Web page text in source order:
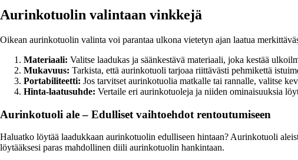
Aurinkotuolin valintaan vinkkejä
Oikean aurinkotuolin valinta voi parantaa ulkona vietetyn ajan laatua
Materiaali: Valitse laadukas ja säänkestävä materiaali, joka kestää
Mukavuus: Tarkista, että aurinkotuoli tarjoaa riittävästi pehmikettä
Portabiliteetti: Jos tarvitset aurinkotuolia matkalle tai rannalle, valitse
Hinta-laatusuhde: Vertaile eri aurinkotuoleja ja niiden ominaisuuksia
Aurinkotuoli ale – Edulliset vaihtoehdot rentoutumiseen
Haluatko löytää laadukkaan aurinkotuolin edulliseen hintaan? Aurinkotuoli
löytääksesi paras mahdollinen diili aurinkotuolin hankintaan.